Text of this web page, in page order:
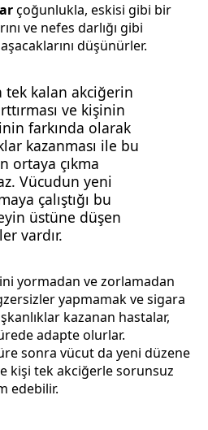
çoğunlukla, eskisi gibi bir
ve nefes darlığı gibi
düşünürler.
tek kalan akciğerin
ve kişinin
farkında olarak
kazanması ile bu
ortaya çıkma
Vücudun yeni
çalıştığı bu
üstüne düşen
vardır.
yormadan ve zorlamadan
yapmamak ve sigara
kazanan hastalar,
adapte olurlar.
sonra vücut da yeni düzene
kişi tek akciğerle sorunsuz
edebilir.